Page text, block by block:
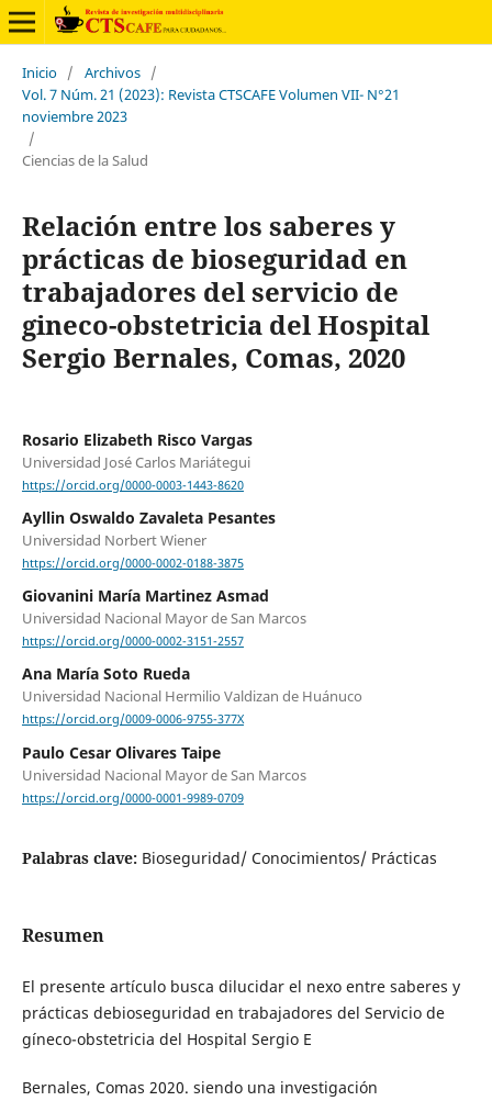
Inicio / Archivos /
Vol. 7 Núm. 21 (2023): Revista CTSCAFE Volumen VII- N°21
noviembre 2023
/
Ciencias de la Salud
Relación entre los saberes y
prácticas de bioseguridad en
trabajadores del servicio de
gineco-obstetricia del Hospital
Sergio Bernales, Comas, 2020
Rosario Elizabeth Risco Vargas
Universidad José Carlos Mariátegui
https://orcid.org/0000-0003-1443-8620
Ayllin Oswaldo Zavaleta Pesantes
Universidad Norbert Wiener
https://orcid.org/0000-0002-0188-3875
Giovanini María Martinez Asmad
Universidad Nacional Mayor de San Marcos
https://orcid.org/0000-0002-3151-2557
Ana María Soto Rueda
Universidad Nacional Hermilio Valdizan de Huánuco
https://orcid.org/0009-0006-9755-377X
Paulo Cesar Olivares Taipe
Universidad Nacional Mayor de San Marcos
https://orcid.org/0000-0001-9989-0709
Palabras clave: Bioseguridad/ Conocimientos/ Prácticas
Resumen
El presente artículo busca dilucidar el nexo entre saberes y
prácticas debioseguridad en trabajadores del Servicio de
gíneco-obstetricia del Hospital Sergio E
Bernales, Comas 2020. siendo una investigación